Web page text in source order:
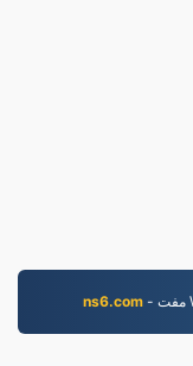
ns6.com